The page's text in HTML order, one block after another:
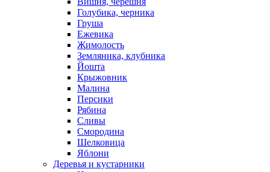
Голубика, черника
Груша
Ежевика
Жимолость
Земляника, клубника
Йошта
Крыжовник
Малина
Персики
Рябина
Сливы
Смородина
Шелковица
Яблони
Деревья и кустарники